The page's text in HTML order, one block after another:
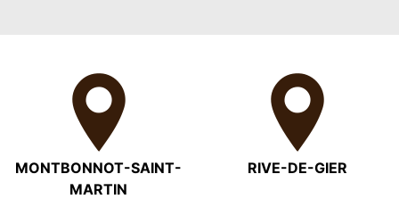
MONTBONNOT-SAINT-
MARTIN
RIVE-DE-GIER